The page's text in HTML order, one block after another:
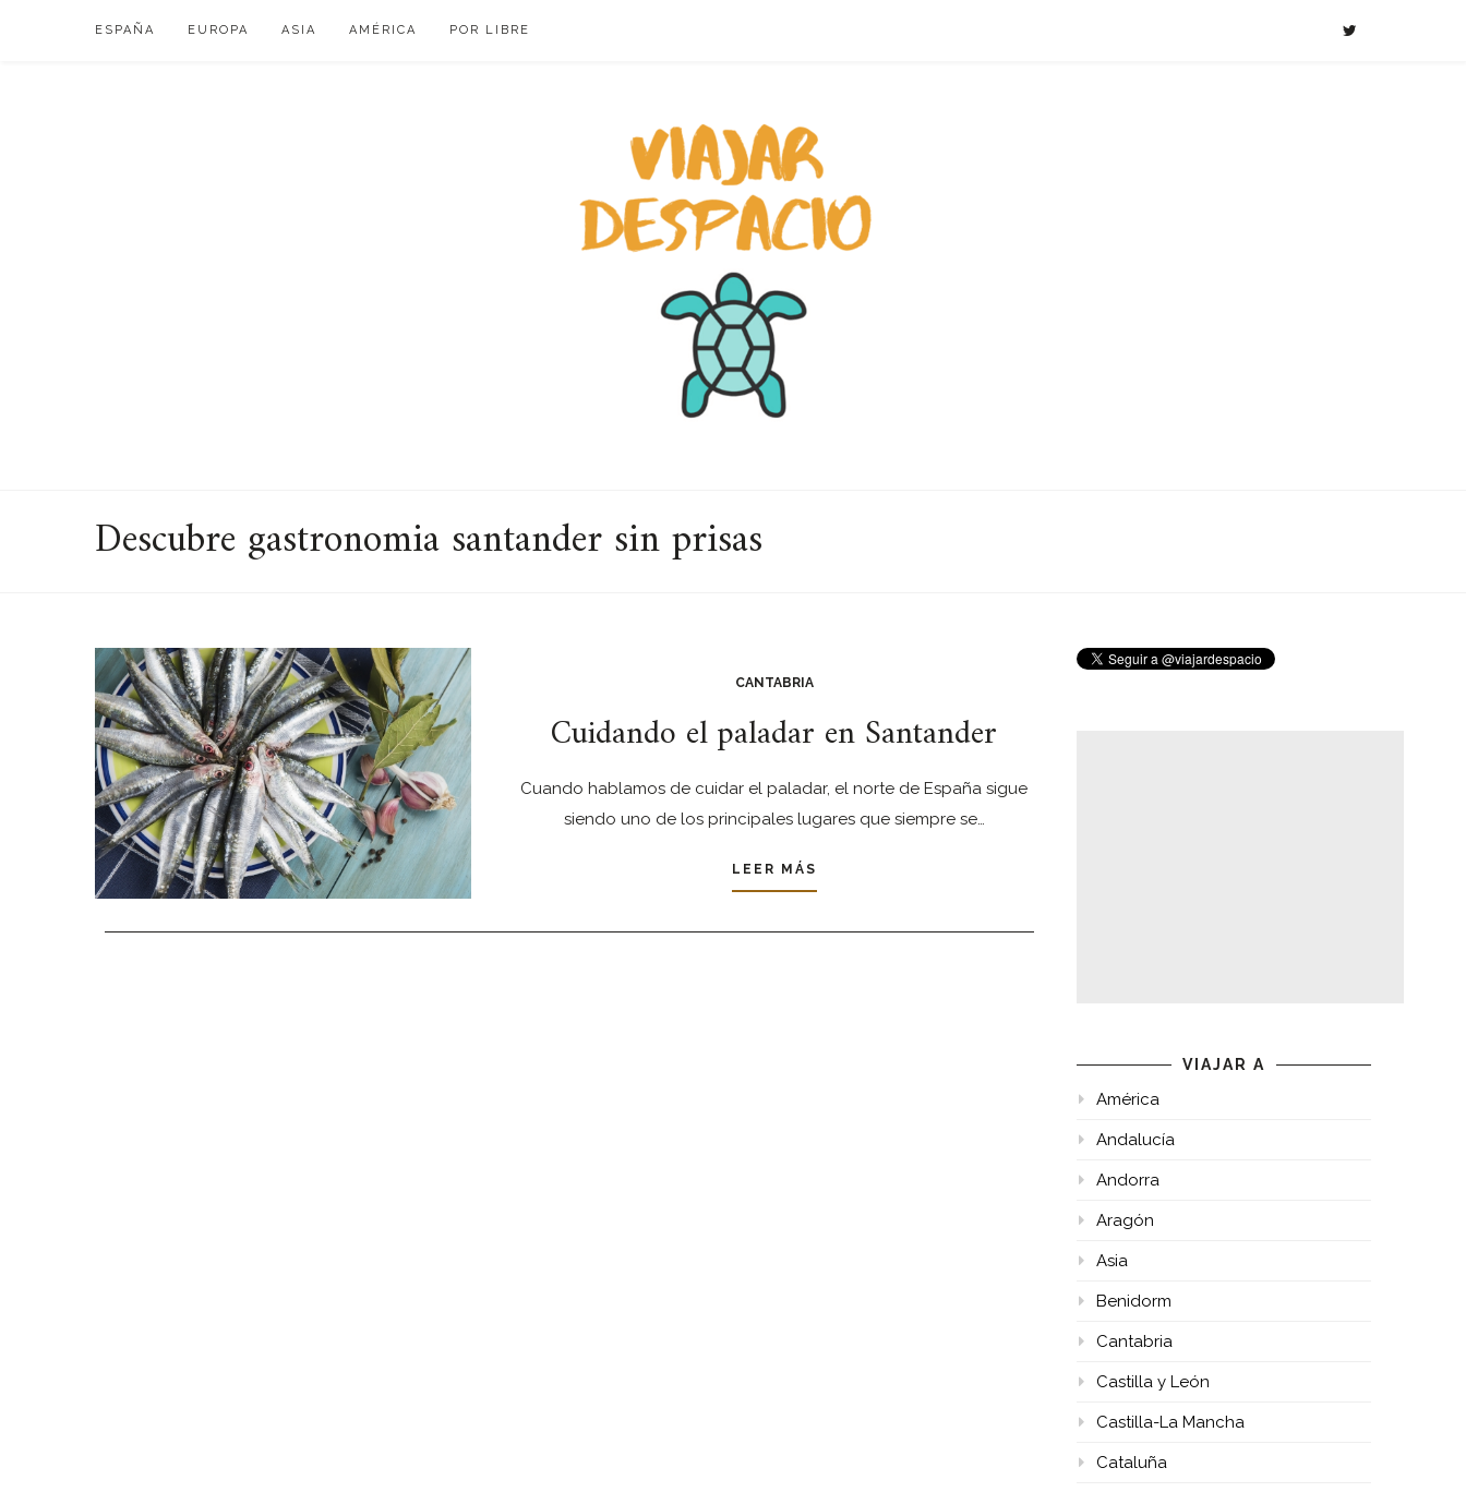
ESPAÑA EUROPA ASIA AMÉRICA POR LIBRE
Descubre gastronomia santander sin prisas
CANTABRIA
Cuidando el paladar en Santander
Cuando hablamos de cuidar el paladar, el norte de España sigue
siendo uno de los principales lugares que siempre se…
LEER MÁS
VIAJAR A
América
Andalucía
Andorra
Aragón
Asia
Benidorm
Cantabria
Castilla y León
Castilla-La Mancha
Cataluña